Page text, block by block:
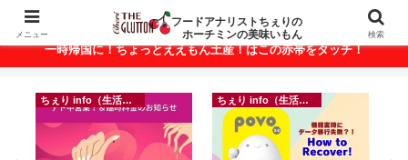
ベトナム・ホーチミンの美味いもんが満載！
一時帰国に！ちょっとええもん土産！はこの赤帯をタッチ！
ちぇり info（生活情報） ちぇり info（生活情報）
メニュー
フードアナリストちぇりの
ホーチミンの美味いもん
検索